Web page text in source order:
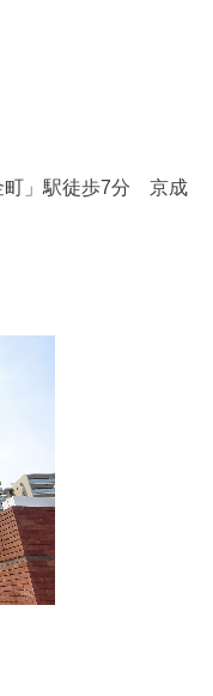
町」駅徒歩7分 京成